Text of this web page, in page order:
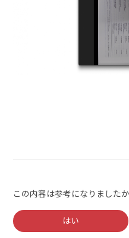
この内容は参考になりましたか
はい